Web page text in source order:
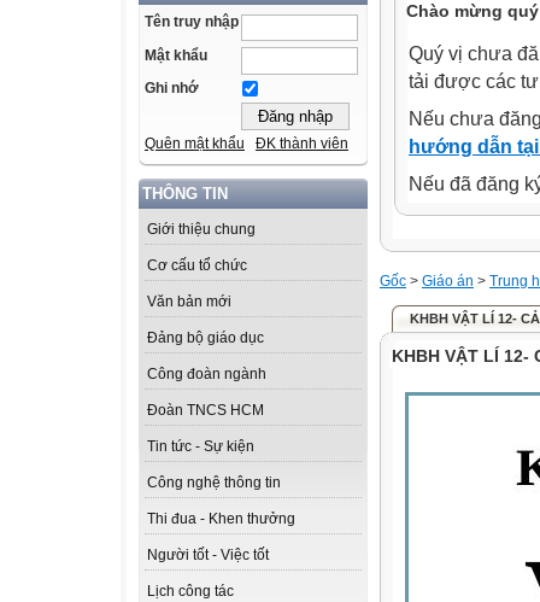
Tên truy nhập
Mật khẩu
Ghi nhớ
Quên mật khẩu ĐK thành viên
THÔNG TIN
Giới thiệu chung
Cơ cấu tổ chức
Văn bản mới
Đảng bộ giáo dục
Công đoàn ngành
Đoàn TNCS HCM
Tin tức - Sự kiện
Công nghệ thông tin
Thi đua - Khen thưởng
Người tốt - Việc tốt
Lịch công tác
Chào mừng
Quý vị chưa
tải được các
Nếu chưa
hướng dẫn
Nếu đã đăng
Gốc > Giáo án > Trung
KHBH VẬT LÍ 12-
KHBH VẬT LÍ 12-